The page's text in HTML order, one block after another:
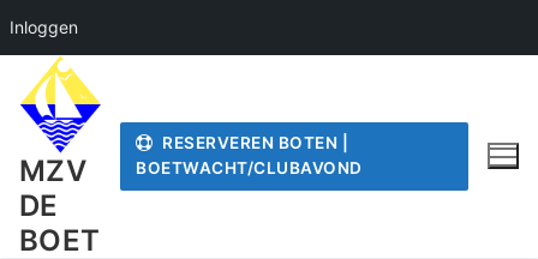
Inloggen
naar
inhoud
MZV
DE
BOET
RESERVEREN BOTEN |
BOETWACHT/CLUBAVOND